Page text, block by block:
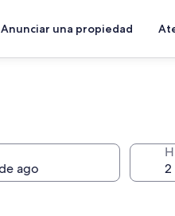
Anunciar una propiedad